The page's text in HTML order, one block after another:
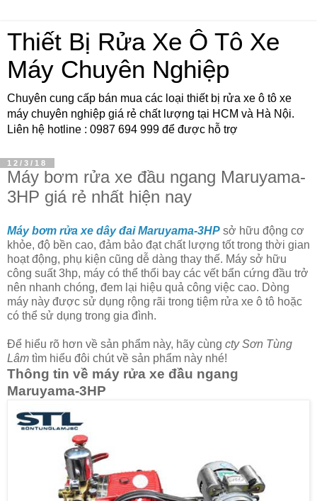
Thiết Bị Rửa Xe Ô Tô Xe
Máy Chuyên Nghiệp
Chuyên cung cấp bán mua các loại thiết bị rửa xe ô tô xe
máy chuyên nghiệp giá rẻ chất lượng tại HCM và Hà Nội.
Liên hệ hotline : 0987 694 999 để được hỗ trợ
12/3/18
Máy bơm rửa xe đầu ngang Maruyama-
3HP giá rẻ nhất hiện nay
Máy bơm rửa xe dây đai Maruyama-3HP sở hữu động cơ
khỏe, độ bền cao, đảm bảo đạt chất lượng tốt trong thời gian
hoạt động, phụ kiện cũng dễ dàng thay thế. Máy sở hữu
công suất 3hp, máy có thể thổi bay các vết bẩn cứng đầu trở
nên nhanh chóng, đem lại hiệu quả công việc cao. Dòng
máy này được sử dụng rộng rãi trong tiệm rửa xe ô tô hoặc
có thể sử dụng trong gia đình.
Để hiểu rõ hơn về sản phẩm này, hãy cùng cty Sơn Tùng
Lâm tìm hiểu đôi chút về sản phẩm này nhé!
Thông tin về máy rửa xe đầu ngang
Maruyama-3HP